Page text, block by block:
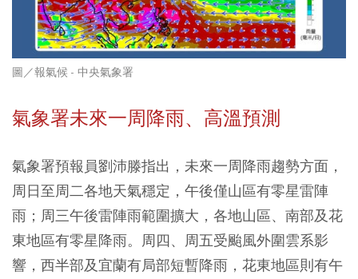
圖／報氣候 - 中央氣象署
氣象署未來一周降雨、高溫預測
氣象署預報員劉沛滕指出，未來一周降雨趨勢方面，
周日至周二各地天氣穩定，午後僅山區有零星雷陣
雨；周三午後雷陣雨範圍擴大，各地山區、南部及花
東地區有零星降雨。周四、周五受颱風外圍雲系影
響，西半部及宜蘭有局部短暫降雨，花東地區則有午